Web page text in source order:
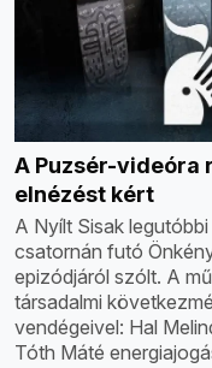
A Puzsér-videóra
elnézést kért
A Nyílt Sisak
csatornán futó
epizódjáról szólt. A
társadalmi
vendégeivel: Hal
Tóth Máté